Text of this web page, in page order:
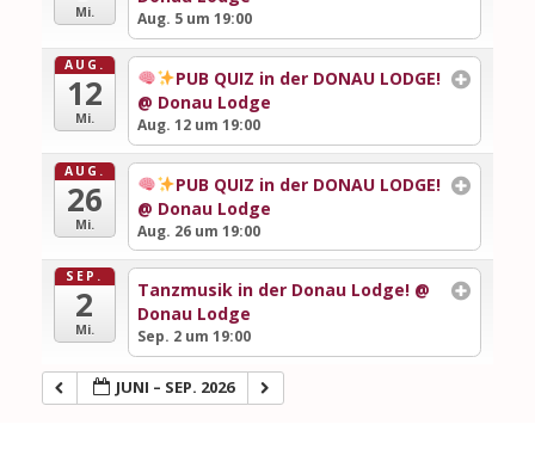
Mi. Aug. 5 um 19:00
AUG.
12
Mi.
PUB QUIZ in der DONAU LODGE!
@ Donau Lodge
Aug. 12 um 19:00
AUG.
26
Mi.
PUB QUIZ in der DONAU LODGE!
@ Donau Lodge
Aug. 26 um 19:00
SEP.
2
Mi.
Tanzmusik in der Donau Lodge! @
Donau Lodge
Sep. 2 um 19:00
JUNI – SEP. 2026